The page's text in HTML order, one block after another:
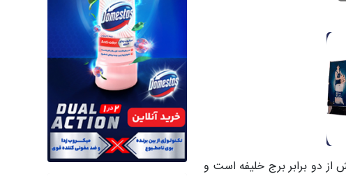
آن به ۲ کیلومتر برسد. این ارتفاع بیش از دو برابر برج خلیفه است و